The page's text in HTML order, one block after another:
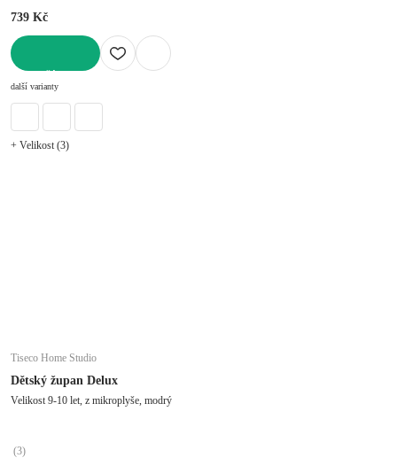
739 Kč
další varianty
+ Velikost (3)
Tiseco Home Studio
Dětský župan Delux
Velikost 9-10 let, z mikroplyše, modrý
(3)